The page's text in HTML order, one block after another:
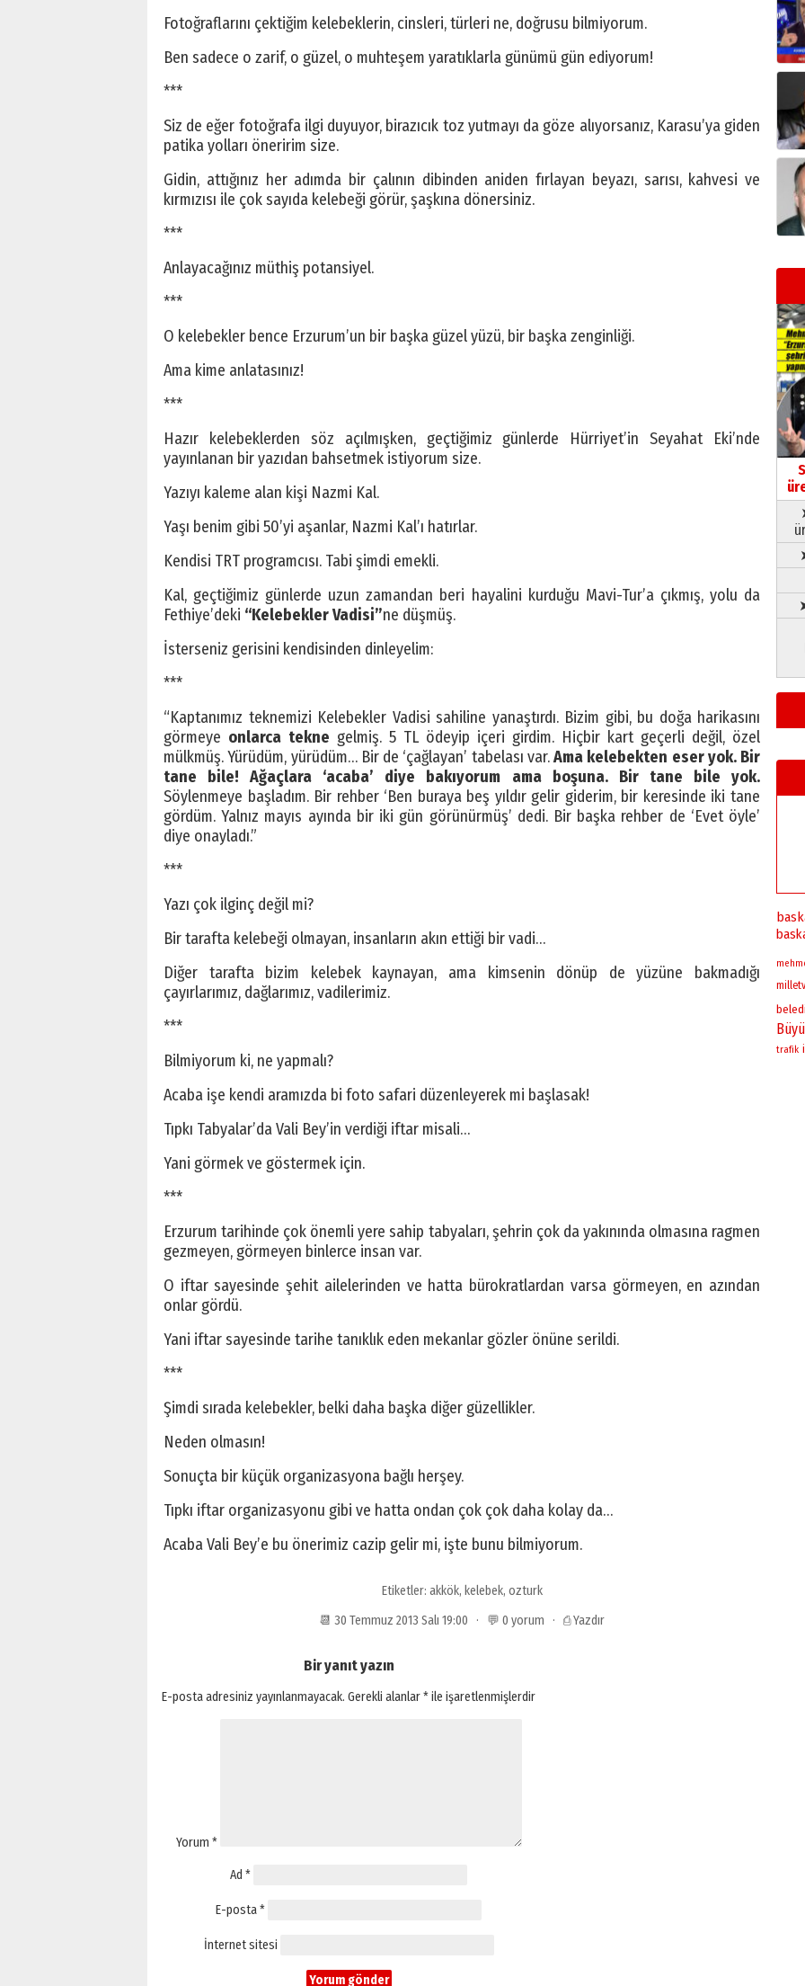
Fotoğraflarını çektiğim kelebeklerin, cinsleri, türleri ne, doğrusu bilmiyorum.
Ben sadece o zarif, o güzel, o muhteşem yaratıklarla günümü gün ediyorum!
***
Siz de eğer fotoğrafa ilgi duyuyor, birazıcık toz yutmayı da göze alıyorsanız, Karasu’ya giden
patika yolları öneririm size.
Gidin, attığınız her adımda bir çalının dibinden aniden fırlayan beyazı, sarısı, kahvesi ve
kırmızısı ile çok sayıda kelebeği görür, şaşkına dönersiniz.
***
Anlayacağınız müthiş potansiyel.
***
O kelebekler bence Erzurum’un bir başka güzel yüzü, bir başka zenginliği.
Ama kime anlatasınız!
***
Hazır kelebeklerden söz açılmışken, geçtiğimiz günlerde Hürriyet’in Seyahat Eki’nde
yayınlanan bir yazıdan bahsetmek istiyorum size.
Yazıyı kaleme alan kişi Nazmi Kal.
Yaşı benim gibi 50’yi aşanlar, Nazmi Kal’ı hatırlar.
Kendisi TRT programcısı. Tabi şimdi emekli.
Kal, geçtiğimiz günlerde uzun zamandan beri hayalini kurduğu Mavi-Tur’a çıkmış, yolu da
Fethiye’deki “Kelebekler Vadisi”ne düşmüş.
İsterseniz gerisini kendisinden dinleyelim:
***
“Kaptanımız teknemizi Kelebekler Vadisi sahiline yanaştırdı. Bizim gibi, bu doğa harikasını
görmeye onlarca tekne gelmiş. 5 TL ödeyip içeri girdim. Hiçbir kart geçerli değil, özel
mülkmüş. Yürüdüm, yürüdüm… Bir de ‘çağlayan’ tabelası var.Ama kelebekten eser yok. Bir
tane bile! Ağaçlara ‘acaba’ diye bakıyorum ama boşuna. Bir tane bile yok.
Söylenmeye başladım. Bir rehber ‘Ben buraya beş yıldır gelir giderim, bir keresinde iki tane
gördüm. Yalnız mayıs ayında bir iki gün görünürmüş’ dedi. Bir başka rehber de ‘Evet öyle’
diye onayladı.”
***
Yazı çok ilginç değil mi?
Bir tarafta kelebeği olmayan, insanların akın ettiği bir vadi…
Diğer tarafta bizim kelebek kaynayan, ama kimsenin dönüp de yüzüne bakmadığı
çayırlarımız, dağlarımız, vadilerimiz.
***
Bilmiyorum ki, ne yapmalı?
Acaba işe kendi aramızda bi foto safari düzenleyerek mi başlasak!
Tıpkı Tabyalar’da Vali Bey’in verdiği iftar misali…
Yani görmek ve göstermek için.
***
Erzurum tarihinde çok önemli yere sahip tabyaları, şehrin çok da yakınında olmasına ragmen
gezmeyen, görmeyen binlerce insan var.
O iftar sayesinde şehit ailelerinden ve hatta bürokratlardan varsa görmeyen, en azından
onlar gördü.
Yani iftar sayesinde tarihe tanıklık eden mekanlar gözler önüne serildi.
***
Şimdi sırada kelebekler, belki daha başka diğer güzellikler.
Neden olmasın!
Sonuçta bir küçük organizasyona bağlı herşey.
Tıpkı iftar organizasyonu gibi ve hatta ondan çok çok daha kolay da…
Acaba Vali Bey’e bu önerimiz cazip gelir mi, işte bunu bilmiyorum.
Etiketler: akkök, kelebek, ozturk
📆 30 Temmuz 2013 Salı 19:00 · 💬 0 yorum · ⎙ Yazdır
Bir yanıt yazın
E-posta adresiniz yayınlanmayacak. Gerekli alanlar*ile işaretlenmişlerdir
Yorum *
Ad *
E-posta*
İnternet sitesi
trafik